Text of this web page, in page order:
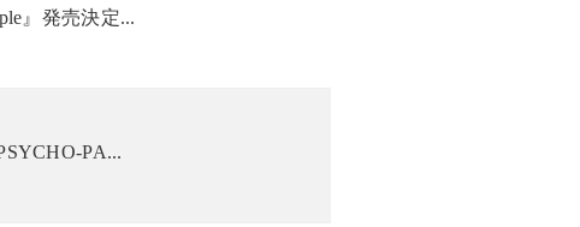
』発売決定...
PA...